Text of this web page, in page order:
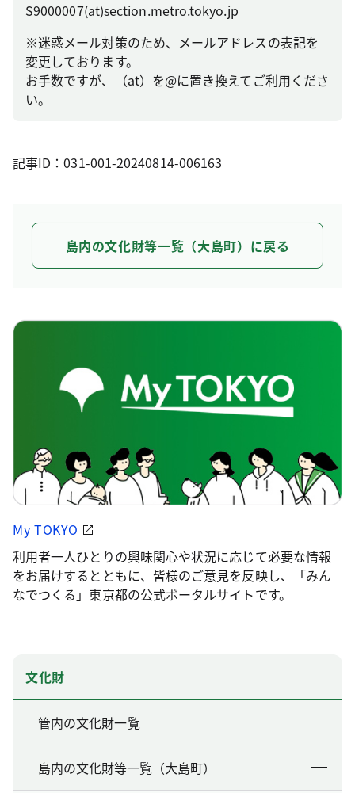
S9000007(at)section.metro.tokyo.jp
※迷惑メール対策のため、メールアドレスの表記を
変更しております。
お手数ですが、（at）を@に置き換えてご利用くださ
い。
記事ID：031-001-20240814-006163
島内の文化財等一覧（大島町）に戻る
My TOKYO
利用者一人ひとりの興味関心や状況に応じて必要な情報
をお届けするとともに、皆様のご意見を反映し、「みん
なでつくる」東京都の公式ポータルサイトです。
文化財
管内の文化財一覧
島内の文化財等一覧（大島町）